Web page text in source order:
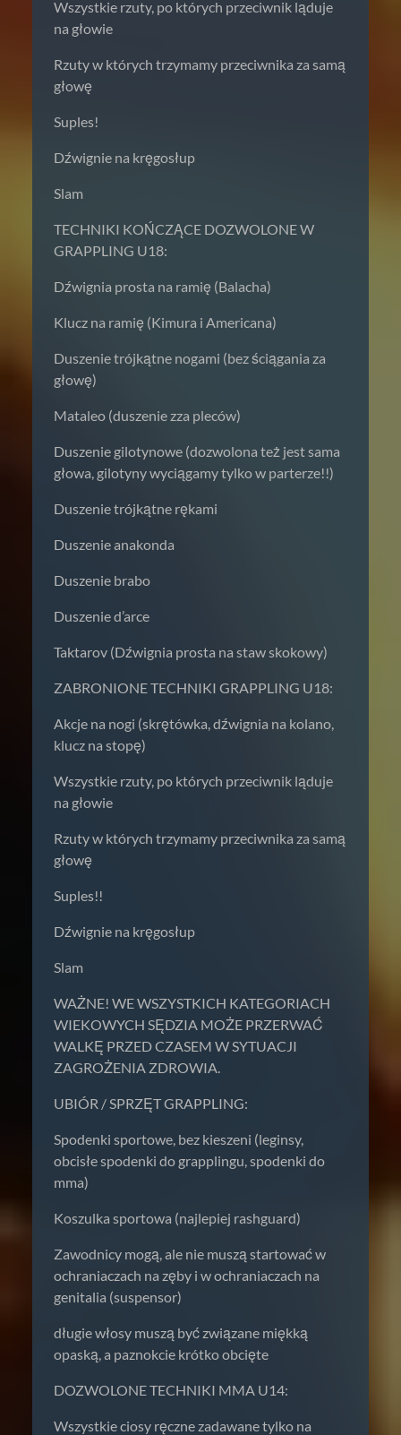
Wszystkie rzuty, po których przeciwnik ląduje
na głowie
Rzuty w których trzymamy przeciwnika za samą
głowę
Suples!
Dźwignie na kręgosłup
Slam
TECHNIKI KOŃCZĄCE DOZWOLONE W
GRAPPLING U18:
Dźwignia prosta na ramię (Balacha)
Klucz na ramię (Kimura i Americana)
Duszenie trójkątne nogami (bez ściągania za
głowę)
Mataleo (duszenie zza pleców)
Duszenie gilotynowe (dozwolona też jest sama
głowa, gilotyny wyciągamy tylko w parterze!!)
Duszenie trójkątne rękami
Duszenie anakonda
Duszenie brabo
Duszenie d’arce
Taktarov (Dźwignia prosta na staw skokowy)
ZABRONIONE TECHNIKI GRAPPLING U18:
Akcje na nogi (skrętówka, dźwignia na kolano,
klucz na stopę)
Wszystkie rzuty, po których przeciwnik ląduje
na głowie
Rzuty w których trzymamy przeciwnika za samą
głowę
Suples!!
Dźwignie na kręgosłup
Slam
WAŻNE! WE WSZYSTKICH KATEGORIACH
WIEKOWYCH SĘDZIA MOŻE PRZERWAĆ
WALKĘ PRZED CZASEM W SYTUACJI
ZAGROŻENIA ZDROWIA.
UBIÓR / SPRZĘT GRAPPLING:
Spodenki sportowe, bez kieszeni (leginsy,
obcisłe spodenki do grapplingu, spodenki do
mma)
Koszulka sportowa (najlepiej rashguard)
Zawodnicy mogą, ale nie muszą startować w
ochraniaczach na zęby i w ochraniaczach na
genitalia (suspensor)
długie włosy muszą być związane miękką
opaską, a paznokcie krótko obcięte
DOZWOLONE TECHNIKI MMA U14:
Wszystkie ciosy ręczne zadawane tylko na